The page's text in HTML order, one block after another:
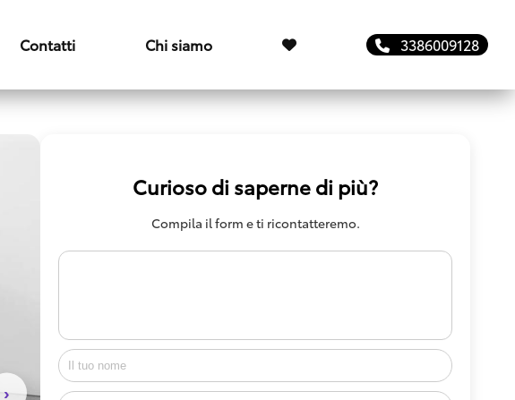
Contatti Chi siamo 3386009128
Curioso di saperne di più?
Compila il form e ti ricontatteremo.